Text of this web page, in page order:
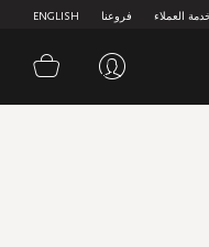
ENGLISH فروعنا العملاء
سلة